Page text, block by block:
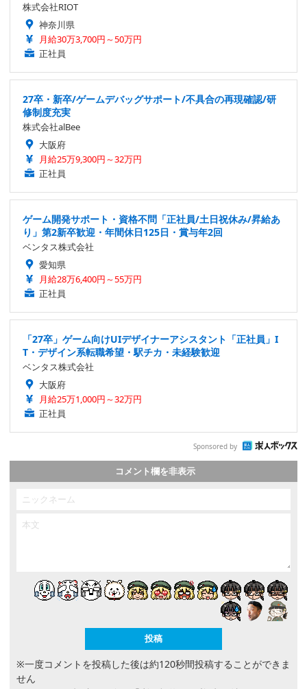
株式会社RIOT
神奈川県
月給30万3,700円～50万円
正社員
27卒・新卒/ゲームデバッグサポート/不具合の再現確認/研
修制度充実
株式会社alBee
大阪府
月給25万9,300円～32万円
正社員
ゲーム開発サポート・資格不問「正社員/土日祝休み/昇給あ
り」第2新卒歓迎・年間休日125日・賞与年2回
ベンタス株式会社
愛知県
月給28万6,400円～55万円
正社員
「27卒」ゲーム向けUIデザイナーアシスタント「正社員」I
T・デザイン系転職希望・駅チカ・未経験歓迎
ベンタス株式会社
大阪府
月給25万1,000円～32万円
正社員
Sponsored by
コメント欄を非表示
※一度コメントを投稿した後は約120秒間投稿することができま
せん